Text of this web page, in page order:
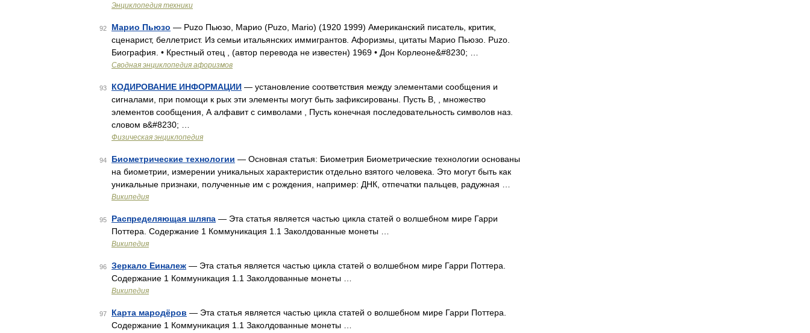
Энциклопедия техники
92 Марио Пьюзо — Puzo Пьюзо, Марио (Puzo, Mario) (1920 1999) Американский писатель, критик,
сценарист, беллетрист. Из семьи итальянских иммигрантов. Афоризмы, цитаты Марио Пьюзо. Puzo.
Биография. • Крестный отец , (автор перевода не известен) 1969 • Дон Корлеоне&#8230; …
Сводная энциклопедия афоризмов
93 КОДИРОВАНИЕ ИНФОРМАЦИИ — установление соответствия между элементами сообщения и
сигналами, при помощи к рых эти элементы могут быть зафиксированы. Пусть В, , множество
элементов сообщения, А алфавит с символами , Пусть конечная последовательность символов наз.
словом в&#8230; …
Физическая энциклопедия
94 Биометрические технологии — Основная статья: Биометрия Биометрические технологии основаны
на биометрии, измерении уникальных характеристик отдельно взятого человека. Это могут быть как
уникальные признаки, полученные им с рождения, например: ДНК, отпечатки пальцев, радужная …
Википедия
95 Распределяющая шляпа — Эта статья является частью цикла статей о волшебном мире Гарри
Поттера. Содержание 1 Коммуникация 1.1 Заколдованные монеты …
Википедия
96 Зеркало Еиналеж — Эта статья является частью цикла статей о волшебном мире Гарри Поттера.
Содержание 1 Коммуникация 1.1 Заколдованные монеты …
Википедия
97 Карта мародёров — Эта статья является частью цикла статей о волшебном мире Гарри Поттера.
Содержание 1 Коммуникация 1.1 Заколдованные монеты …